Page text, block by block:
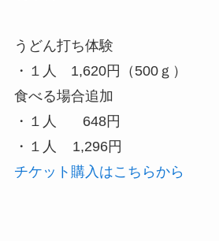
うどん打ち体験
・１人 1,620円（500ｇ）
食べる場合追加
・１人 648円
・１人 1,296円
チケット購入はこちらから